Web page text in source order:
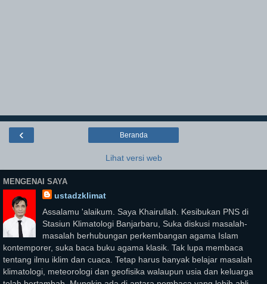
‹ Beranda
Lihat versi web
MENGENAI SAYA
ustadzklimat
Assalamu 'alaikum. Saya Khairullah. Kesibukan PNS di
Stasiun Klimatologi Banjarbaru, Suka diskusi masalah-
masalah berhubungan perkembangan agama Islam
kontemporer, suka baca buku agama klasik. Tak lupa membaca
tentang ilmu iklim dan cuaca. Tetap harus banyak belajar masalah
klimatologi, meteorologi dan geofisika walaupun usia dan keluarga